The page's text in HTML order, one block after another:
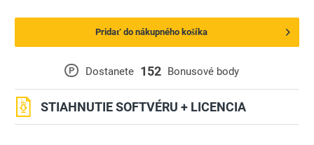
P Dostanete 152 Bonusové body
STIAHNUTIE SOFTVÉRU + LICENCIA
Pridať do nákupného košíka